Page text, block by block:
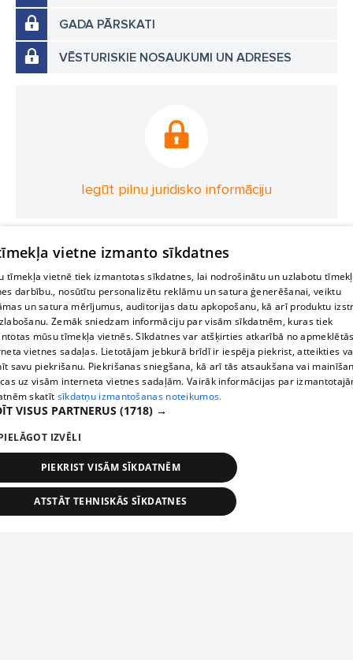
GADA PĀRSKATI
VĒSTURISKIE NOSAUKUMI UN ADRESES
Iegūt pilnu juridisko informāciju
vietne izmanto sīkdatnes
tīmekļa vietnē tiek izmantotas sīkdatnes, lai nodrošinātu un uzlabotu
darbību., nosūtītu personalizētu reklāmu un satura ģenerēšanai, veiktu
un satura mērījumus, auditorijas datu apkopošanu, kā arī produktu
Zemāk sniedzam informāciju par visām sīkdatnēm, kuras tiek
mūsu tīmekļa vietnēs. Sīkdatnes var atšķirties atkarībā no
vietnes sadaļas. Lietotājam jebkurā brīdī ir iespēja piekrist, atteikties
savu piekrišanu. Piekrišanas sniegšana, kā arī tās atsaukšana vai
uz visām interneta vietnes sadaļām. Vairāk informācijas par
skatīt sīkdatņu izmantošanas noteikumos.
VISUS PARTNERUS (1718) →
IZVĒLI
PIEKRIST VISĀM SĪKDATNĒM
ATSTĀT TEHNISKĀS SĪKDATNES